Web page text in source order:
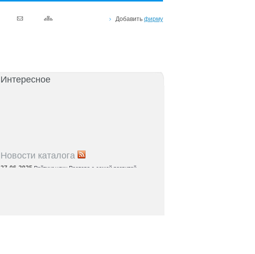
Добавить фирму
Интересное
Новости каталога
27-06-2025 Рейтинг улиц Ростова с самой развитой